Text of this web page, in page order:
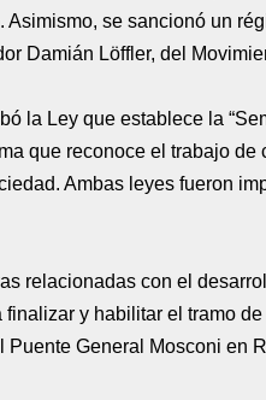
se sancionó un
Damián Löffler, del
la Ley que establece la
que reconoce el trabajo de
Ambas leyes fueron
relacionadas con el
y habilitar el tramo
Puente General Mosconi en